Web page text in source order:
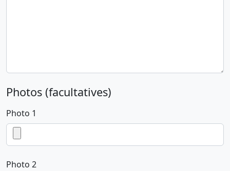
Photos (facultatives)
Photo 1
Photo 2